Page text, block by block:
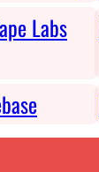
Labs